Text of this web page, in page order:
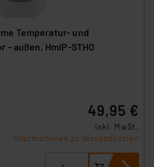
Temperatur- und
außen, HmIP-STHO
49,95 €
inkl. MwSt.
Informationen zu Versandkosten